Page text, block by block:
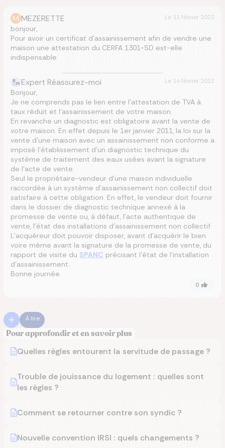
M MEZERETTE Le 11 février 2022
bonjour,
Pour avoir un certificat d’assainissement afin de vendre une
maison une attestation du CERFA 1301-SD est-elle
indispensable
Expert Réassurez-moi Le 14 février 2022
Bonjour,
Je ne comprends pas le lien entre l’attestation de TVA à
taux réduit et l’assainissement de votre maison.
En revanche un diagnostic est obligatoire avant la vente de
votre maison. En effet depuis le 1er janvier 2011, la loi sur la
vente d’une maison avec un assainissement non conforme a
imposé l’établissement d’un diagnostic technique du
système de traitement des eaux usées avant la signature
de l’acte de vente.
Seul le propriétaire-vendeur d’une maison individuelle
raccordée à un système d’assainissement non collectif doit
satisfaire à cette obligation. En effet, le vendeur doit fournir
dans le dossier de diagnostic technique annexé à la
promesse de vente ou, à défaut, l’acte authentique de
vente, l’état des installations d’assainissement non collectif.
L’acquéreur doit pouvoir disposer, avant d’acquérir le bien
voire même avant la signature de la promesse de vente, du
rapport de visite du SPANC précisant l’état de l’installation
d’assainissement.
Bonne journée.
0
À lire
Pour approfondir et en savoir plus
Quelles règles entourent la servitude de passage ?
Trouble de jouissance du logement : quelles sont
les règles ?
Comment se retourner contre son syndic ?
Nouvelle convention IRSI : quels changements ?